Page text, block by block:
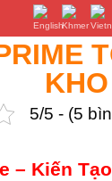
5/5 - (5
– Kiến